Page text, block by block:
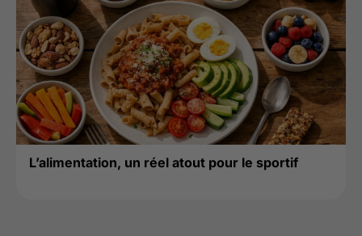
L’alimentation, un réel atout pour le sportif